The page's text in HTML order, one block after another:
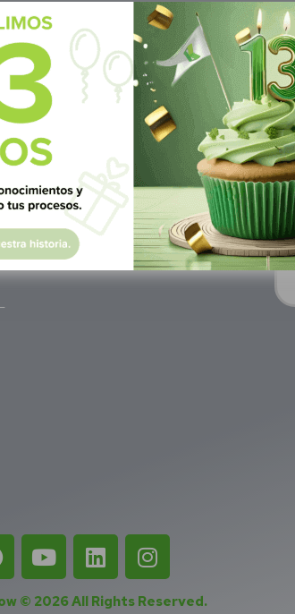
México
Calle Pitágoras 234, Col.
Narvarte Poniente, Alcaldía
Benito Juárez, C.P. 03020,
WhatsApp: +52 1 331 407
6342
Lun - Vie 8:00 am - 5:00 pm
S
© 2026All Rights Reserved.